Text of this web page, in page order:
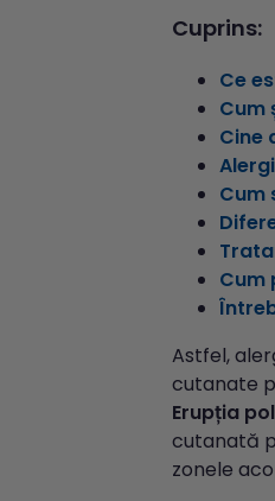
Cuprins:
Ce
Cum
Cine
Cum
Cum
Astfel,
cutanate
Erupția
cutanată
zonele